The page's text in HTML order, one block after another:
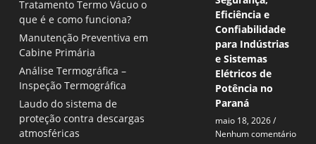
Tratamento Termo Vácuo o
que é e como funciona?
Manutenção Preventiva em
Cabine Primária
Análise Termográfica –
Inspeção Termográfica
Laudo do sistema de
proteção contra descargas
atmosféricas
Eficiência e
Confiabilidade
para Indústrias
e Sistemas
Elétricos de
Potência no
Paraná
maio 18, 2026
Nenhum comentário